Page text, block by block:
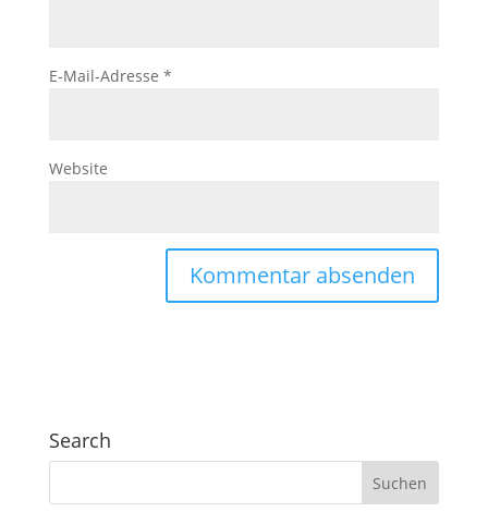
E-Mail-Adresse *
Website
Search